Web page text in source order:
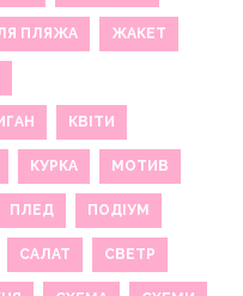
ПЛЯЖА ЖАКЕТ
КВІТИ
КУРКА МОТИВ
ПЛЕД ПОДІУМ
САЛАТ СВЕТР